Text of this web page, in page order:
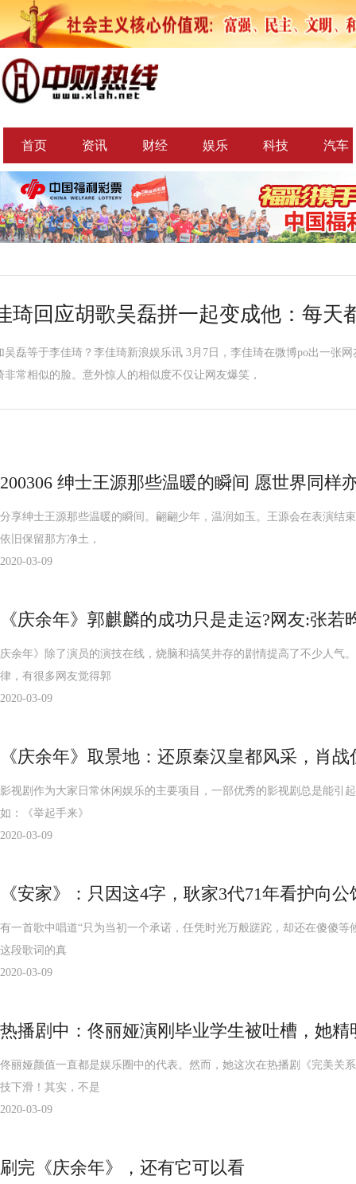
首页 资讯 财经 娱乐 科技 汽车
琦回应胡歌吴磊拼一起变成他：每天
吴磊等于李佳琦？李佳琦新浪娱乐讯 3月7日，李佳琦在微博po出一张
非常相似的脸。意外惊人的相似度不仅让网友爆笑，
200306 绅士王源那些温暖的瞬间 愿世界同样
分享绅士王源那些温暖的瞬间。翩翩少年，温润如玉。王源会在表演
依旧保留那方净土，
2020-03-09
《庆余年》郭麒麟的成功只是走运?网友:张若
庆余年》除了演员的演技在线，烧脑和搞笑并存的剧情提高了不少人气
律，有很多网友觉得郭
2020-03-09
《庆余年》取景地：还原秦汉皇都风采，肖
影视剧作为大家日常休闲娱乐的主要项目，一部优秀的影视剧总是能引
如：《举起手来》
2020-03-09
《安家》：只因这4字，耿家3代71年看护向
有一首歌中唱道“只为当初一个承诺，任凭时光万般蹉跎，却还在傻傻
这段歌词的真
2020-03-09
热播剧中：佟丽娅演刚毕业学生被吐槽，她
佟丽娅颜值一直都是娱乐圈中的代表。然而，她这次在热播剧《完美关
技下滑！其实，不是
2020-03-09
刷完《庆余年》，还有它可以看